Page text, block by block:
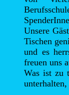
Unsere
Tischen
und es
freuen uns
Was ist zu